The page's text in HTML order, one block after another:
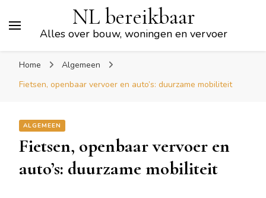
NL bereikbaar
Alles over bouw, woningen en vervoer
Home
Algemeen
Fietsen, openbaar vervoer en auto’s: duurzame mobiliteit
ALGEMEEN
Fietsen, openbaar vervoer en
auto’s: duurzame mobiliteit